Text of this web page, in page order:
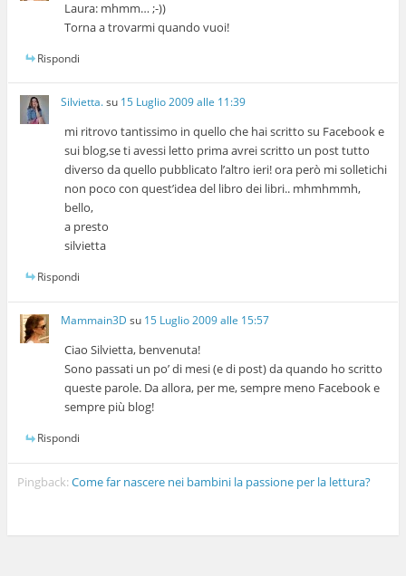
Laura: mhmm… ;-))
Torna a trovarmi quando vuoi!
Rispondi
Silvietta.su 15 Luglio 2009 alle 11:39
mi ritrovo tantissimo in quello che hai scritto su Facebook e
sui blog,se ti avessi letto prima avrei scritto un post tutto
diverso da quello pubblicato l’altro ieri! ora però mi solletichi
non poco con quest’idea del libro dei libri.. mhmhmmh,
bello,
a presto
silvietta
Rispondi
Mammain3D su 15 Luglio 2009 alle 15:57
Ciao Silvietta, benvenuta!
Sono passati un po’ di mesi (e di post) da quando ho scritto
queste parole. Da allora, per me, sempre meno Facebook e
sempre più blog!
Rispondi
Pingback:Come far nascere nei bambini la passione per la lettura?